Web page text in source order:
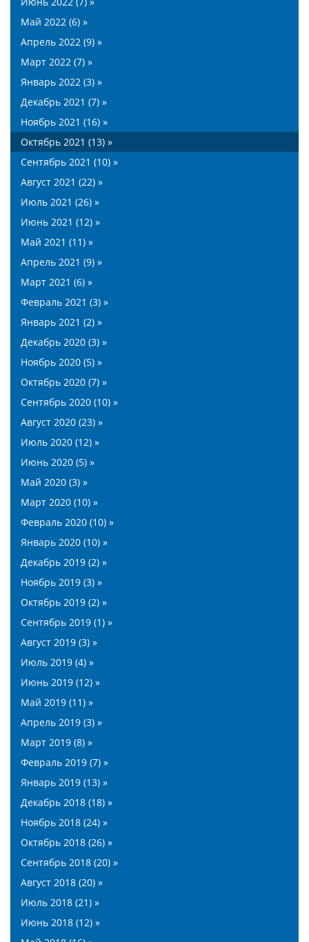
Май 2022 (6) »
Апрель 2022 (9) »
Март 2022 (7) »
Январь 2022 (3) »
Декабрь 2021 (7) »
Ноябрь 2021 (16) »
Октябрь 2021 (13) »
Сентябрь 2021 (10) »
Август 2021 (22) »
Июль 2021 (26) »
Июнь 2021 (12) »
Май 2021 (11) »
Апрель 2021 (9) »
Март 2021 (6) »
Февраль 2021 (3) »
Январь 2021 (2) »
Декабрь 2020 (3) »
Ноябрь 2020 (5) »
Октябрь 2020 (7) »
Сентябрь 2020 (10) »
Август 2020 (23) »
Июль 2020 (12) »
Июнь 2020 (5) »
Май 2020 (3) »
Март 2020 (10) »
Февраль 2020 (10) »
Январь 2020 (10) »
Декабрь 2019 (2) »
Ноябрь 2019 (3) »
Октябрь 2019 (2) »
Сентябрь 2019 (1) »
Август 2019 (3) »
Июль 2019 (4) »
Июнь 2019 (12) »
Май 2019 (11) »
Апрель 2019 (3) »
Март 2019 (8) »
Февраль 2019 (7) »
Январь 2019 (13) »
Декабрь 2018 (18) »
Ноябрь 2018 (24) »
Октябрь 2018 (26) »
Сентябрь 2018 (20) »
Август 2018 (20) »
Июль 2018 (21) »
Июнь 2018 (12) »